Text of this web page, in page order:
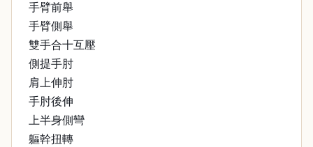
手臂前舉
手臂側舉
雙手合十互壓
側提手肘
肩上伸肘
手肘後伸
上半身側彎
軀幹扭轉